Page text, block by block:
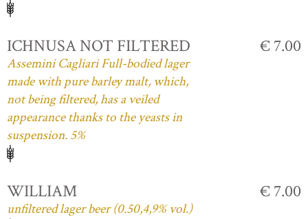
ICHNUSA NOT FILTERED
Assemini Cagliari Full-bodied lager
made with pure barley malt, which,
not being filtered, has a veiled
appearance thanks to the yeasts in
suspension. 5%
€ 7.00
WILLIAM
unfiltered lager beer (0.50,4,9% vol.)
€ 7.00